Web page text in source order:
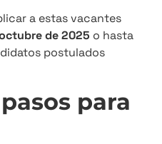
a estas vacantes
de 2025 o hasta
postulados
para